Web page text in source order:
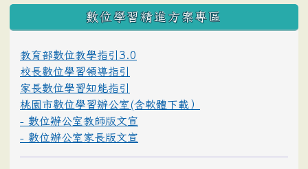
數位學習精進方案專區
教育部數位教學指引3.0
校長數位學習領導指引
家長數位學習知能指引
桃園市數位學習辦公室(含軟體下載）
- 數位辦公室教師版文宣
- 數位辦公室家長版文宣